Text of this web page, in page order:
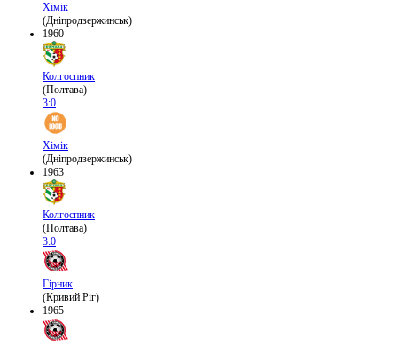
Хімік
(Дніпродзержинськ)
1960
Колгоспник
(Полтава)
3:0
Хімік
(Дніпродзержинськ)
1963
Колгоспник
(Полтава)
3:0
Гірник
(Кривий Ріг)
1965